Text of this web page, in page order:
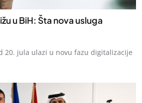
u BiH: Šta nova usluga
20. jula ulazi u novu fazu digitalizacije